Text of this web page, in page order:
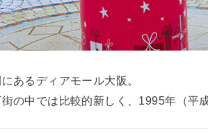
あるディアモール大阪。
の中では比較的新しく、1995年（平